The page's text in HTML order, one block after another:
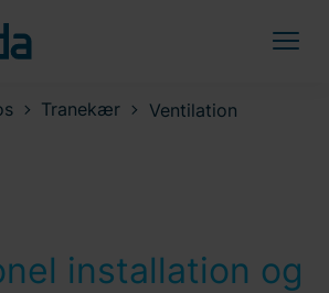
Tranekær Ventilation
installation og